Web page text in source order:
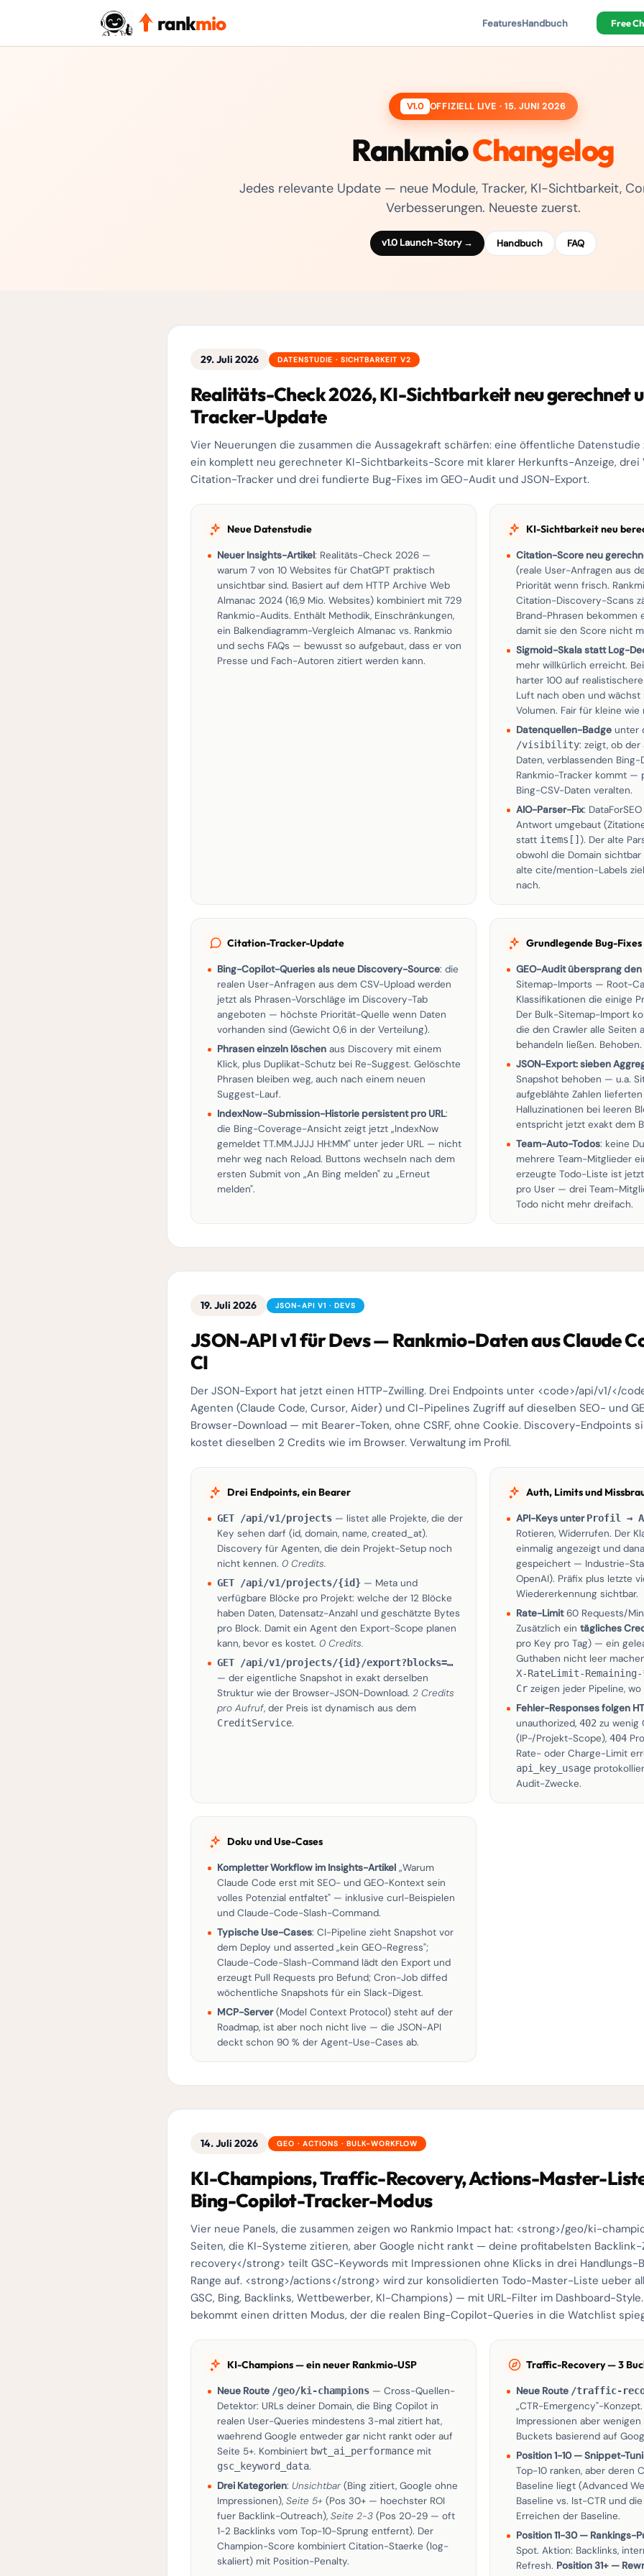
rankmio FeaturesHandbuch Free
V1.0 OFFIZIELL LIVE · 15. JUNI 2026
RankmioChangelog
Jedes relevante Update — neue Module, Tracker, KI-Sichtbarkeit,
Verbesserungen. Neueste zuerst.
v1.0 Launch-Story → Handbuch FAQ
29. Juli 2026 DATENSTUDIE · SICHTBARKEIT V2
Realitäts-Check 2026, KI-Sichtbarkeit neu gerechnet
Tracker-Update
Vier Neuerungen die zusammen die Aussagekraft schärfen: eine öffentliche Datenstudie
ein komplett neu gerechneter KI-Sichtbarkeits-Score mit klarer Herkunfts-Anzeige, drei
Citation-Tracker und drei fundierte Bug-Fixes im GEO-Audit und JSON-Export.
Neue Datenstudie
Neuer Insights-Artikel: Realitäts-Check 2026 —
warum 7 von 10 Websites für ChatGPT praktisch
unsichtbar sind. Basiert auf dem HTTP Archive Web
Almanac 2024 (16,9 Mio. Websites) kombiniert mit 729
Rankmio-Audits. Enthält Methodik, Einschränkungen,
ein Balkendiagramm-Vergleich Almanac vs. Rankmio
und sechs FAQs — bewusst so aufgebaut, dass er von
Presse und Fach-Autoren zitiert werden kann.
KI-Sichtbarkeit neu
Citation-Score neu
(reale User-Anfragen aus
Priorität wenn frisch.
Citation-Discovery-Scans
Brand-Phrasen bekommen
damit sie den Score nicht
Sigmoid-Skala statt Log-
mehr willkürlich erreicht.
harter 100 auf
Luft nach oben und
Volumen. Fair für kleine wie
Datenquellen-Badge unter
/visibility: zeigt, ob
Daten, verblassenden
Rankmio-Tracker kommt —
Bing-CSV-Daten veralten.
AIO-Parser-Fix:
Antwort umgebaut
statt items[] ). Der alte
obwohl die Domain
alte cite/mention-Labels
nach.
Citation-Tracker-Update
Bing-Copilot-Queries als neue Discovery-Source: die
realen User-Anfragen aus dem CSV-Upload werden
jetzt als Phrasen-Vorschläge im Discovery-Tab
angeboten — höchste Priorität-Quelle wenn Daten
vorhanden sind (Gewicht 0,6 in der Verteilung).
Phrasen einzeln löschen aus Discovery mit einem
Klick, plus Duplikat-Schutz bei Re-Suggest. Gelöschte
Phrasen bleiben weg, auch nach einem neuen
Suggest-Lauf.
IndexNow-Submission-Historie persistent pro URL:
die Bing-Coverage-Ansicht zeigt jetzt „IndexNow
gemeldet TT.MM.JJJJ HH:MM" unter jeder URL — nicht
mehr weg nach Reload. Buttons wechseln nach dem
ersten Submit von „An Bing melden" zu „Erneut
melden".
Grundlegende Bug-Fixes
GEO-Audit übersprang den
Sitemap-Imports — Root-
Klassifikationen die einige
Der Bulk-Sitemap-Import
die den Crawler alle Seiten
behandeln ließen. Behoben.
JSON-Export: sieben
Snapshot behoben — u.a.
aufgeblähte Zahlen
Halluzinationen bei leeren
entspricht jetzt exakt dem
Team-Auto-Todos: keine
mehrere Team-Mitglieder
erzeugte Todo-Liste ist
pro User — drei Team-
Todo nicht mehr dreifach.
19. Juli 2026 JSON-API V1 · DEVS
JSON-API v1 für Devs — Rankmio-Daten aus Claude
CI
Der JSON-Export hat jetzt einen HTTP-Zwilling. Drei Endpoints unter <code>/api/v1/</
Agenten (Claude Code, Cursor, Aider) und CI-Pipelines Zugriff auf dieselben SEO- und
Browser-Download — mit Bearer-Token, ohne CSRF, ohne Cookie. Discovery-Endpoints
kostet dieselben 2 Credits wie im Browser. Verwaltung im Profil.
Drei Endpoints, ein Bearer
GET /api/v1/projects — listet alle Projekte, die der
Key sehen darf (id, domain, name, created_at).
Discovery für Agenten, die dein Projekt-Setup noch
nicht kennen. 0 Credits.
GET /api/v1/projects/{id} — Meta und
verfügbare Blöcke pro Projekt: welche der 12 Blöcke
haben Daten, Datensatz-Anzahl und geschätzte Bytes
pro Block. Damit ein Agent den Export-Scope planen
kann, bevor es kostet. 0 Credits.
GET /api/v1/projects/{id}/export?blocks=…
— der eigentliche Snapshot in exakt derselben
Struktur wie der Browser-JSON-Download. 2 Credits
pro Aufruf, der Preis ist dynamisch aus dem
CreditService.
Auth, Limits und
API-Keys unterProfil →
Rotieren, Widerrufen. Der
einmalig angezeigt und
gespeichert — Industrie-
OpenAI). Präfix plus letzte
Wiedererkennung sichtbar.
Rate-Limit60 Requests/Min
Zusätzlich ein tägliches
pro Key pro Tag) — ein
Guthaben nicht leer
X-RateLimit-
Cr zeigen jeder Pipeline,
Fehler-Responses folgen
unauthorized, 402 zu wenig
(IP-/Projekt-Scope), 404
Rate- oder Charge-Limit
api_key_usage
Audit-Zwecke.
Doku und Use-Cases
Kompletter Workflow im Insights-Artikel „Warum
Claude Code erst mit SEO- und GEO-Kontext sein
volles Potenzial entfaltet" — inklusive curl-Beispielen
und Claude-Code-Slash-Command.
Typische Use-Cases: CI-Pipeline zieht Snapshot vor
dem Deploy und asserted „kein GEO-Regress";
Claude-Code-Slash-Command lädt den Export und
erzeugt Pull Requests pro Befund; Cron-Job diffed
wöchentliche Snapshots für ein Slack-Digest.
MCP-Server(Model Context Protocol) steht auf der
Roadmap, ist aber noch nicht live — die JSON-API
deckt schon 90 % der Agent-Use-Cases ab.
14. Juli 2026 GEO · ACTIONS · BULK-WORKFLOW
KI-Champions, Traffic-Recovery, Actions-Master-
Bing-Copilot-Tracker-Modus
Vier neue Panels, die zusammen zeigen wo Rankmio Impact hat: <strong>/geo/ki-
Seiten, die KI-Systeme zitieren, aber Google nicht rankt — deine profitabelsten
recovery</strong> teilt GSC-Keywords mit Impressionen ohne Klicks in drei
Range auf. <strong>/actions</strong> wird zur konsolidierten Todo-Master-Liste ueber
GSC, Bing, Backlinks, Wettbewerber, KI-Champions) — mit URL-Filter im Dashboard-
bekommt einen dritten Modus, der die realen Bing-Copilot-Queries in die Watchlist
KI-Champions — ein neuer Rankmio-USP
Neue Route /geo/ki-champions — Cross-Quellen-
Detektor: URLs deiner Domain, die Bing Copilot in
realen User-Queries mindestens 3-mal zitiert hat,
waehrend Google entweder gar nicht rankt oder auf
Seite 5+. Kombiniert bwt_ai_performance mit
gsc_keyword_data.
Drei Kategorien: Unsichtbar (Bing zitiert, Google ohne
Impressionen), Seite 5+ (Pos 30+ — hoechster ROI
fuer Backlink-Outreach), Seite 2-3 (Pos 20-29 — oft
1-2 Backlinks vom Top-10-Sprung entfernt). Der
Champion-Score kombiniert Citation-Staerke (log-
skaliert) mit Position-Penalty.
Traffic-Recovery — 3
Neue Route /traffic-
„CTR-Emergency"-
Impressionen aber
Buckets basierend auf
Position 1-10 — Snippet-
Top-10 ranken, aber deren
Baseline liegt (Advanced
Baseline vs. Ist-CTR und
Erreichen der Baseline.
Position 11-30 — Rankings-
Spot. Aktion: Backlinks,
Refresh. Position 31+ —